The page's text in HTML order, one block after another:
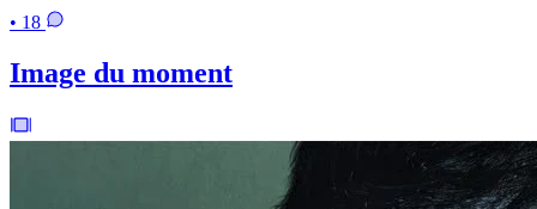
• 18
Image du moment